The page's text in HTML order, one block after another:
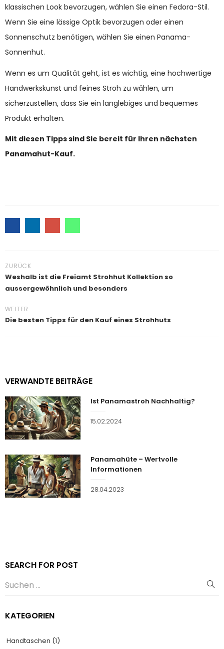
klassischen Look bevorzugen, wählen Sie einen Fedora-Stil.
Wenn Sie eine lässige Optik bevorzugen oder einen
Sonnenschutz benötigen, wählen Sie einen Panama-
Sonnenhut.
Wenn es um Qualität geht, ist es wichtig, eine hochwertige
Handwerkskunst und feines Stroh zu wählen, um
sicherzustellen, dass Sie ein langlebiges und bequemes
Produkt erhalten.
Mit diesen Tipps sind Sie bereit für Ihren nächsten
Panamahut-Kauf.
ZURÜCK
Weshalb ist die Freiamt Strohhut Kollektion so
aussergewöhnlich und besonders
WEITER
Die besten Tipps für den Kauf eines Strohhuts
VERWANDTE BEITRÄGE
Ist Panamastroh Nachhaltig?
Veröffentlicht
15.02.2024
Panamahüte – Wertvolle
Informationen
Veröffentlicht
28.04.2023
SEARCH FOR POST
KATEGORIEN
Handtaschen (1)